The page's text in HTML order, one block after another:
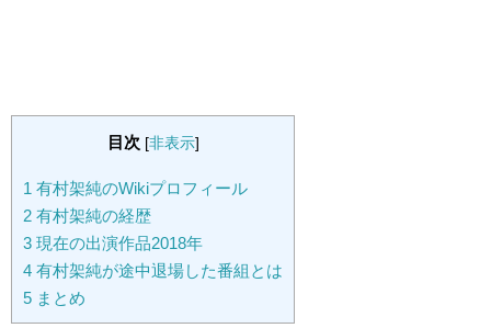
目次 [非表示]
1 有村架純のWikiプロフィール
2 有村架純の経歴
3 現在の出演作品2018年
4 有村架純が途中退場した番組とは
5 まとめ